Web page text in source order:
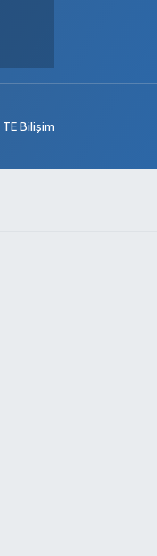
TE Bilişim